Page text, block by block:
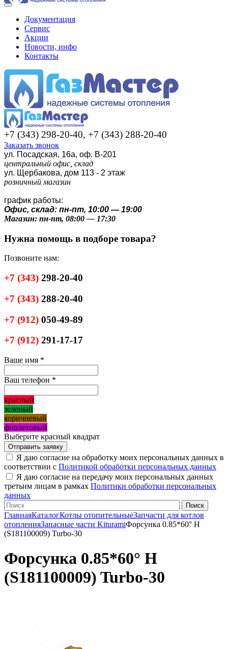
Документация
Сервис
Акции
Новости, инфо
Контакты
+7 (343) 298-20-40, +7 (343) 288-20-40
Заказать звонок
ул. Посадская, 16а, оф. В-201
центральный офис, склад
ул. Щербакова, дом 113 - 2 этаж
розничный магазин
график работы:
Офис, склад: пн-пт, 10:00 — 19:00
Магазин: пн-пт, 08:00 — 17:30
Нужна помощь в подборе товара?
Позвоните нам:
+7 (343) 298-20-40
+7 (343) 288-20-40
+7 (912) 050-49-89
+7 (912) 291-17-17
Ваше имя *
Ваш телефон *
красный
зеленый
коричневый
фиолетовый
Выберите красный квадрат
Я даю согласие на обработку моих персональных данных в
соответствии с Политикой обработки персональных данных
Я даю согласие на передачу моих персональных данных
третьим лицам в рамках Политики обработки персональных
данных
ГлавнаяКаталогКотлы отопительныеЗапчасти для котлов
отопленияЗапасные части KituramiФорсунка 0.85*60° H
(S181100009) Turbo-30
Форсунка 0.85*60° H
(S181100009) Turbo-30